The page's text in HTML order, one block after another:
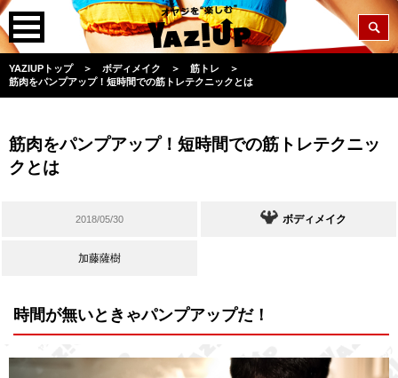
YAZIUPトップ ＞ ボディメイク ＞ 筋トレ
＞
筋肉をパンプアップ！短時間での筋トレテクニックとは
筋肉をパンプアップ！短時間での筋トレテクニッ
クとは
2018/05/30 ボディメイク
加藤薩樹
時間が無いときゃパンプアップだ！